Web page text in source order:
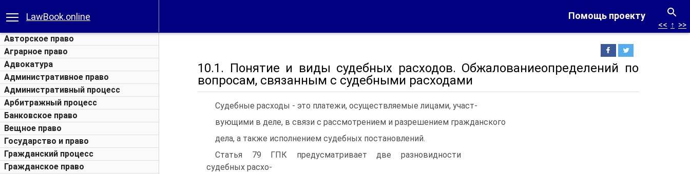
Помощь проекту
LawBook.online
Авторское право
Аграрное право
Адвокатура
Административное право
Административный процесс
Арбитражный процесс
Банковское право
Вещное право
Государство и право
Гражданский процесс
Гражданское право
<< ↑ >>
10.1. Понятие и виды судебных расходов. Обжалованиеопределений по
вопросам, связанным с судебными расходами
Судебные расходы - это платежи, осуществляемые лицами, участ-
вующими в деле, в связи с рассмотрением и разрешением гражданского
дела, а также исполнением судебных постановлений.
Статья 79 ГПК предусматривает две разновидности
судебных расхо-